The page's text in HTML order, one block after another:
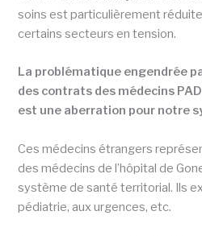
soins est particulièrement
certains secteurs en tension.
La problématique engendrée
des contrats des médecins
est une aberration pour notre
Ces médecins étrangers
des médecins de l’hôpital de
système de santé territorial. Ils
pédiatrie, aux urgences, etc.